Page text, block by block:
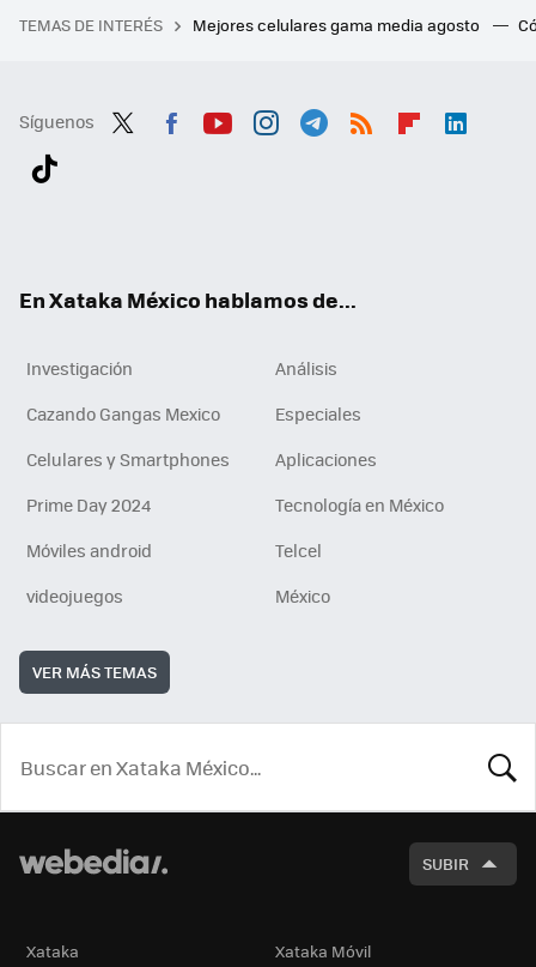
TEMAS DE INTERÉS Mejores celulares gama media agosto
Síguenos
En Xataka México hablamos de...
Investigación
Análisis
Cazando Gangas Mexico
Especiales
Celulares y Smartphones
Aplicaciones
Prime Day 2024
Tecnología en México
Móviles android
Telcel
videojuegos
México
VER MÁS TEMAS
SUBIR
Xataka Xataka Móvil